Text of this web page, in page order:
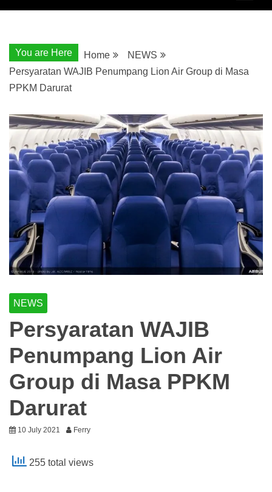
You are Here Home
NEWS
Persyaratan WAJIB Penumpang Lion Air Group di Masa
PPKM Darurat
NEWS
Persyaratan WAJIB
Penumpang Lion Air
Group di Masa PPKM
Darurat
10 July 2021 Ferry
255 total views